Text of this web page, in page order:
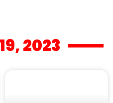
2023